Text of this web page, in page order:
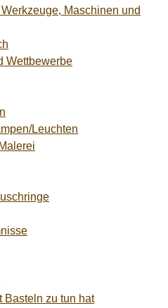
Maschinen und
Wettbewerbe
Leuchten
Basteln zu tun hat